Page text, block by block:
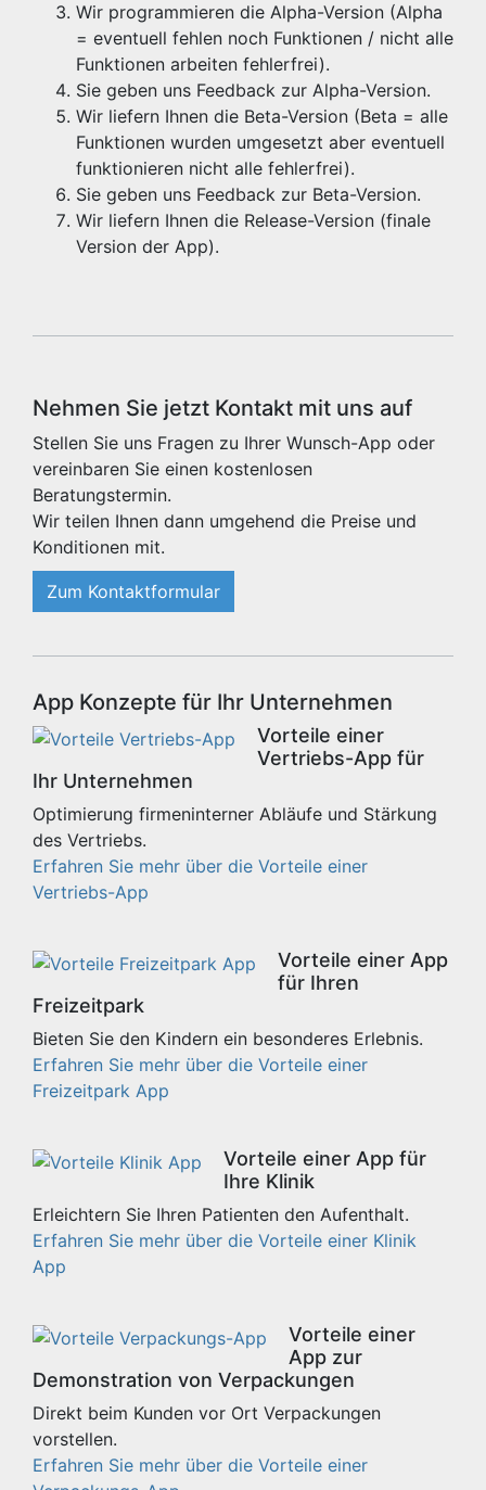
Wir programmieren die Alpha-Version (Alpha
= eventuell fehlen noch Funktionen / nicht alle
Funktionen arbeiten fehlerfrei).
Sie geben uns Feedback zur Alpha-Version.
Wir liefern Ihnen die Beta-Version (Beta = alle
Funktionen wurden umgesetzt aber eventuell
funktionieren nicht alle fehlerfrei).
Sie geben uns Feedback zur Beta-Version.
Wir liefern Ihnen die Release-Version (finale
Version der App).
Nehmen Sie jetzt Kontakt mit uns auf
Stellen Sie uns Fragen zu Ihrer Wunsch-App oder
vereinbaren Sie einen kostenlosen
Beratungstermin.
Wir teilen Ihnen dann umgehend die Preise und
Konditionen mit.
Zum Kontaktformular
App Konzepte für Ihr Unternehmen
Vorteile einer
Vertriebs-App für
Ihr Unternehmen
Optimierung firmeninterner Abläufe und Stärkung
des Vertriebs.
Erfahren Sie mehr über die Vorteile einer
Vertriebs-App
Vorteile einer App
für Ihren
Freizeitpark
Bieten Sie den Kindern ein besonderes Erlebnis.
Erfahren Sie mehr über die Vorteile einer
Freizeitpark App
Vorteile einer App für
Ihre Klinik
Erleichtern Sie Ihren Patienten den Aufenthalt.
Erfahren Sie mehr über die Vorteile einer Klinik
App
Vorteile einer
App zur
Demonstration von Verpackungen
Direkt beim Kunden vor Ort Verpackungen
vorstellen.
Erfahren Sie mehr über die Vorteile einer